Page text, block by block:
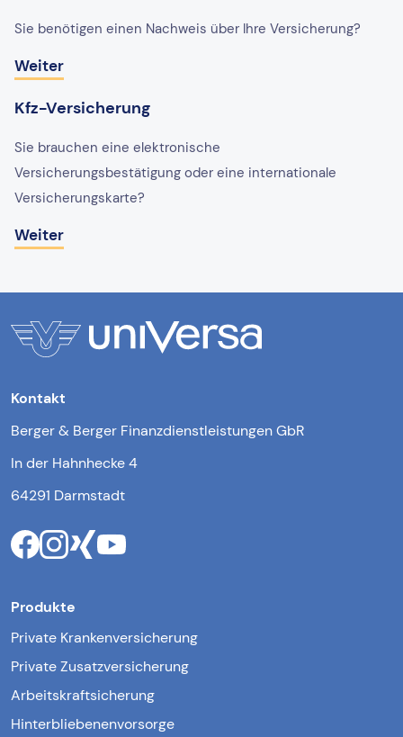
Sie benötigen einen Nachweis über Ihre Versicherung?
Weiter
Kfz-Versicherung
Sie brauchen eine elektronische
Versicherungsbestätigung oder eine internationale
Versicherungskarte?
Weiter
Kontakt
Berger & Berger Finanzdienstleistungen GbR
In der Hahnhecke 4
64291 Darmstadt
Produkte
Private Krankenversicherung
Private Zusatzversicherung
Arbeitskraftsicherung
Hinterbliebenenvorsorge